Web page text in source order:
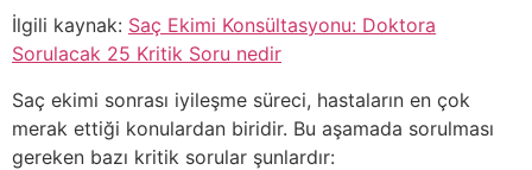
İlgili kaynak: Saç Ekimi Konsültasyonu: Doktora
Sorulacak 25 Kritik Soru nedir
Saç ekimi sonrası iyileşme süreci, hastaların en çok
merak ettiği konulardan biridir. Bu aşamada sorulması
gereken bazı kritik sorular şunlardır: